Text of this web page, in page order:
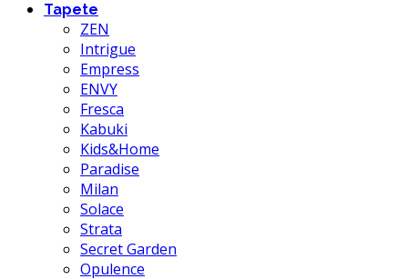
Tapete
ZEN
Intrigue
Empress
ENVY
Fresca
Kabuki
Kids&Home
Paradise
Milan
Solace
Strata
Secret Garden
Opulence